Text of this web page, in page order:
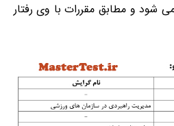
شود و مطابق مقررات با وی رفتار